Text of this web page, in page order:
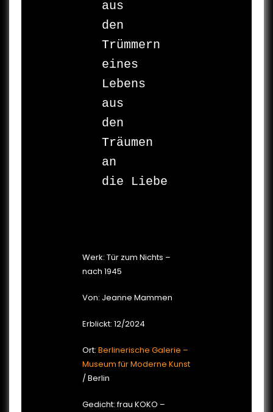
aus
den
Trümmern
eines
Lebens
aus
den
Träumen
an
die Liebe
Werk: Tür zum Nichts –
nach 1945
Von: Jeanne Mammen
Erblickt: 12/2024
Ort: Berlinerische Galerie –
Museum für Moderne Kunst
/ Berlin
Gedicht: frau KOKO –